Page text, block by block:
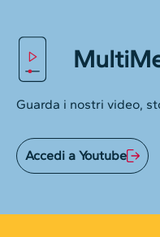
Guarda i nostri video,
Accedi a Youtube